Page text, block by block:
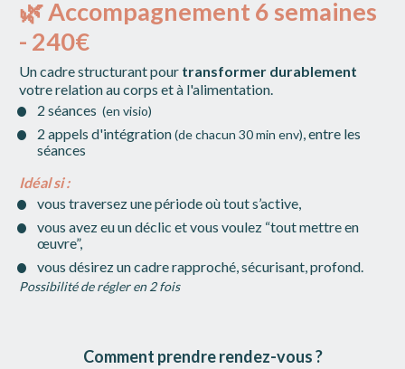
🌿 Accompagnement 6 semaines
- 240€
Un cadre structurant pour
votre relation au corps et à l'alimentation.
2 séances (en visio)
2 appels d'intégration (de chacun 30 min env), entre les
séances
Idéal si :
vous traversez une période où tout s’active,
vous avez eu un déclic et vous voulez “tout mettre en
œuvre”,
vous désirez un cadre rapproché, sécurisant, profond.
Possibilité de régler en 2 fois
Comment prendre rendez-vous ?